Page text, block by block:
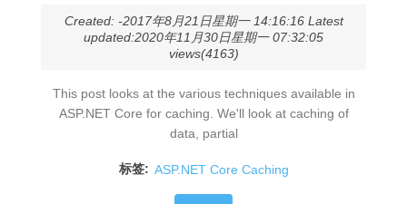
Created: -2017年8月21日星期一 14:16:16 Latest
updated:2020年11月30日星期一 07:32:05
views(4163)
This post looks at the various techniques available in
ASP.NET Core for caching. We'll look at caching of
data, partial
标签: ASP.NET Core Caching